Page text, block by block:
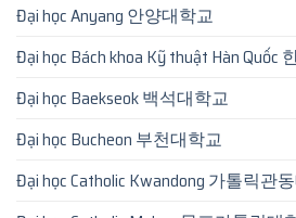
Đại học Anyang 안양대학교
Đại học Bách khoa Kỹ thuật Hàn
Đại học Baekseok 백석대학교
Đại học Bucheon 부천대학교
Đại học Catholic Kwandong 가톨릭관